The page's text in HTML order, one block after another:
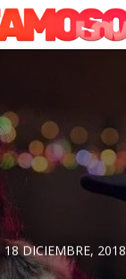
18 DICIEMBRE, 2018